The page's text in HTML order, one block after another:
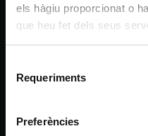
els hàgiu proporcionat o
que heu fet dels seus
Requeriments
Preferències
Nosaltres
Alumnes